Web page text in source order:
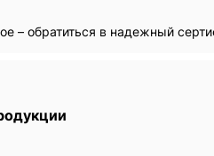
– обратиться в надежный